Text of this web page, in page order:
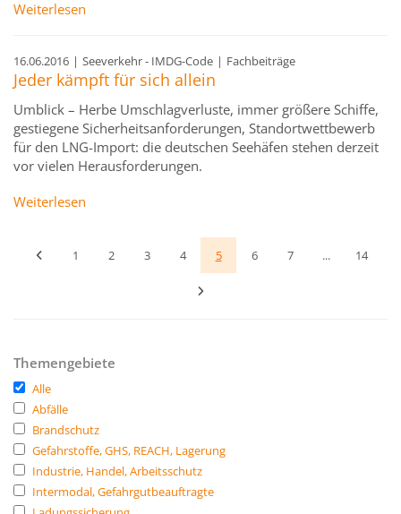
Weiterlesen
16.06.2016 | Seeverkehr - IMDG-Code | Fachbeiträge
Jeder kämpft für sich allein
Umblick – Herbe Umschlagverluste, immer größere Schiffe,
gestiegene Sicherheitsanforderungen, Standortwettbewerb
für den LNG-Import: die deutschen Seehäfen stehen derzeit
vor vielen Herausforderungen.
Weiterlesen
1 2 3 4 5 6 7 ... 14
Themengebiete
Alle
Abfälle
Brandschutz
Gefahrstoffe, GHS, REACH, Lagerung
Industrie, Handel, Arbeitsschutz
Intermodal, Gefahrgutbeauftragte